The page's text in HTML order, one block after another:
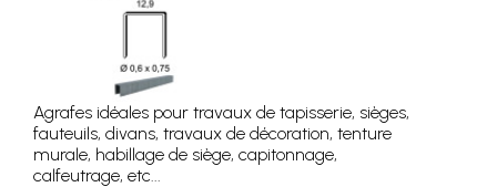
Agrafes idéales pour travaux de tapisserie, sièges,
fauteuils, divans, travaux de décoration, tenture
murale, habillage de siège, capitonnage,
calfeutrage, etc...